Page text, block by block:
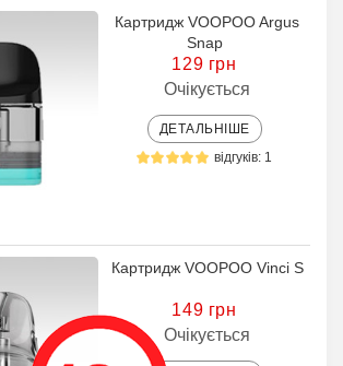
Картридж VOOPOO Argus
Snap
129 грн
Очікується
ДЕТАЛЬНІШЕ
відгуків: 1
Картридж VOOPOO Vinci S
149 грн
Очікується